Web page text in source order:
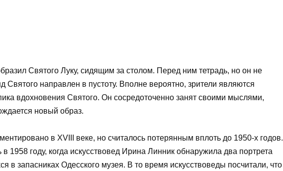
Святого Луку, сидящим за столом. Перед ним тетрадь, но он не
Святого направлен в пустоту. Вполне вероятно, зрители являются
вдохновения Святого. Он сосредоточенно занят своими мыслями,
новый образ.
в XVIII веке, но считалось потерянным вплоть до 1950-х годов.
1958 году, когда искусствовед Ирина Линник обнаружила два портрета
в запасниках Одесского музея. В то время искусствоведы посчитали, что